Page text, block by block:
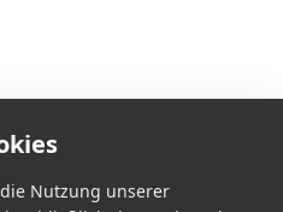
Nutzung unserer